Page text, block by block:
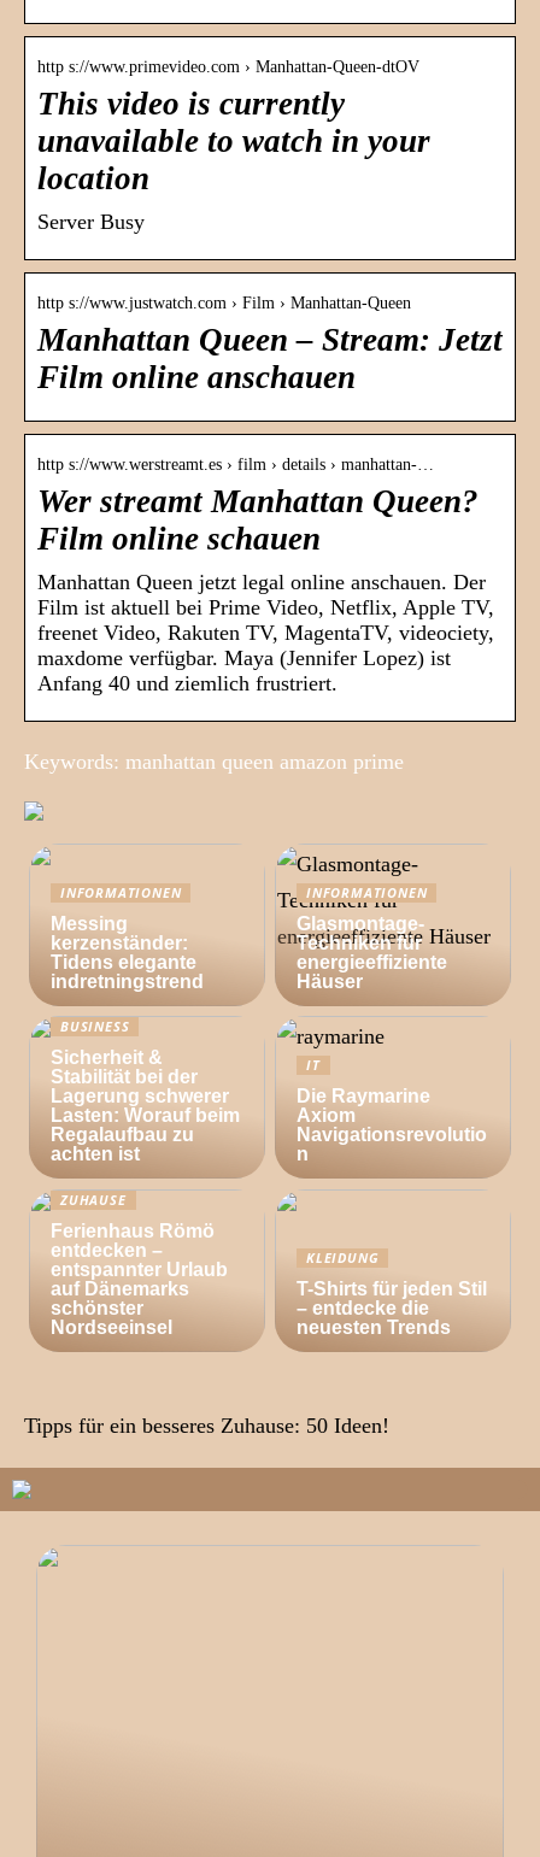
http s://www.primevideo.com › Manhattan-Queen-dtOV
This video is currently
unavailable to watch in your
location
Server Busy
http s://www.justwatch.com › Film › Manhattan-Queen
Manhattan Queen – Stream: Jetzt
Film online anschauen
http s://www.werstreamt.es › film › details › manhattan-…
Wer streamt Manhattan Queen?
Film online schauen
Manhattan Queen jetzt legal online anschauen. Der
Film ist aktuell bei Prime Video, Netflix, Apple TV,
freenet Video, Rakuten TV, MagentaTV, videociety,
maxdome verfügbar. Maya (Jennifer Lopez) ist
Anfang 40 und ziemlich frustriert.
Keywords: manhattan queen amazon prime
INFORMATIONEN
Messing
kerzenständer:
Tidens elegante
indretningstrend
INFORMATIONEN
Glasmontage-
Techniken für
energieeffiziente
Häuser
BUSINESS
Sicherheit &
Stabilität bei der
Lagerung schwerer
Lasten: Worauf beim
Regalaufbau zu
achten ist
IT
Die Raymarine
Axiom
Navigationsrevolutio
n
ZUHAUSE
Ferienhaus Römö
entdecken –
entspannter Urlaub
auf Dänemarks
schönster
Nordseeinsel
KLEIDUNG
T-Shirts für jeden Stil
– entdecke die
neuesten Trends
Tipps für ein besseres Zuhause: 50 Ideen!